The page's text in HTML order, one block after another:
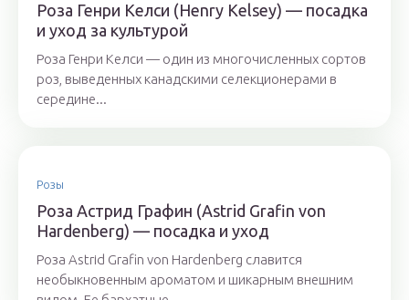
Роза Генри Келси (Henry Kelsey) — посадка
и уход за культурой
Роза Генри Келси — один из многочисленных сортов
роз, выведенных канадскими селекционерами в
середине...
Розы
Роза Астрид Графин (Astrid Grafin von
Hardenberg) — посадка и уход
Роза Astrid Grafin von Hardenberg славится
необыкновенным ароматом и шикарным внешним